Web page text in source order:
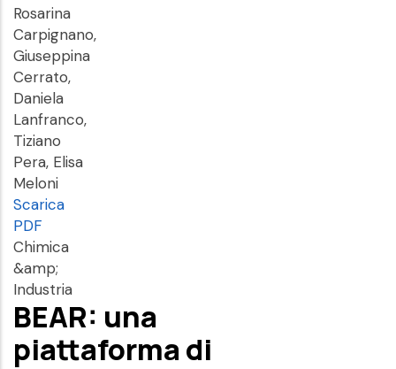
Rosarina
Carpignano,
Giuseppina
Cerrato,
Daniela
Lanfranco,
Tiziano
Pera, Elisa
Meloni
Scarica
PDF
Chimica
&amp;
Industria
BEAR: una
piattaforma di